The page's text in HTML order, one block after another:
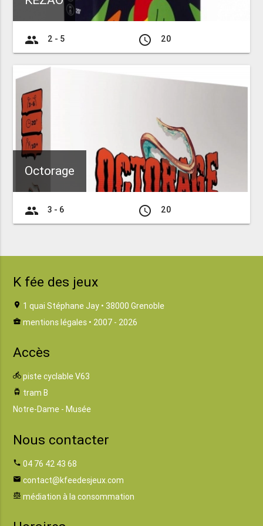
group 2 - 5 access_time 20
Octorage
group 3 - 6 access_time 20
K fée des jeux
location_on 1 quai Stéphane Jay • 38000 Grenoble
business_center mentions légales • 2007 - 2026
Accès
directions_bike piste cyclable V63
tram tram B
Notre-Dame - Musée
Nous contacter
phone 04 76 42 43 68
email contact@kfeedesjeux.com
balance médiation à la consommation